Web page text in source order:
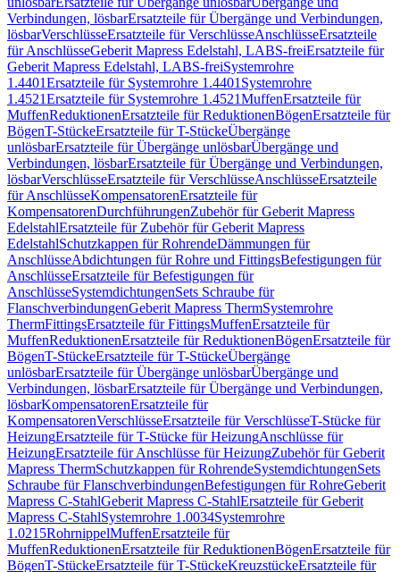
Verbindungen, lösbarErsatzteile für Übergänge und Verbindungen,
lösbarVerschlüsseErsatzteile für VerschlüsseAnschlüsseErsatzteile
für AnschlüsseGeberit Mapress Edelstahl, LABS-freiErsatzteile für
Geberit Mapress Edelstahl, LABS-freiSystemrohre
1.4401Ersatzteile für Systemrohre 1.4401 Systemrohre
1.4521Ersatzteile für Systemrohre 1.4521MuffenErsatzteile für
MuffenReduktionenErsatzteile für ReduktionenBögenErsatzteile für
BögenT-StückeErsatzteile für T-StückeÜbergänge
unlösbarErsatzteile für Übergänge unlösbarÜbergänge und
Verbindungen, lösbarErsatzteile für Übergänge und Verbindungen,
lösbarVerschlüsseErsatzteile für VerschlüsseAnschlüsseErsatzteile
für AnschlüsseKompensatorenErsatzteile für
KompensatorenDurchführungenZubehör für Geberit Mapress
EdelstahlErsatzteile für Zubehör für Geberit Mapress
EdelstahlSchutzkappen für RohrendeDämmungen für
AnschlüsseAbdichtungen für Rohre und FittingsBefestigungen für
AnschlüsseErsatzteile für Befestigungen für
AnschlüsseSystemdichtungenSets Schraube für
FlanschverbindungenGeberit Mapress ThermSystemrohre
ThermFittingsErsatzteile für FittingsMuffenErsatzteile für
MuffenReduktionenErsatzteile für ReduktionenBögenErsatzteile für
BögenT-StückeErsatzteile für T-StückeÜbergänge
unlösbarErsatzteile für Übergänge unlösbarÜbergänge und
Verbindungen, lösbarErsatzteile für Übergänge und Verbindungen,
lösbarKompensatorenErsatzteile für
KompensatorenVerschlüsseErsatzteile für VerschlüsseT-Stücke für
HeizungErsatzteile für T-Stücke für HeizungAnschlüsse für
HeizungErsatzteile für Anschlüsse für HeizungZubehör für Geberit
Mapress ThermSchutzkappen für RohrendeSystemdichtungenSets
Schraube für FlanschverbindungenBefestigungen für RohreGeberit
Mapress C-StahlGeberit Mapress C-StahlErsatzteile für Geberit
Mapress C-StahlSystemrohre 1.0034Systemrohre
1.0215RohrnippelMuffenErsatzteile für
MuffenReduktionenErsatzteile für ReduktionenBögenErsatzteile für
BögenT-StückeErsatzteile für T-StückeKreuzstückeErsatzteile für